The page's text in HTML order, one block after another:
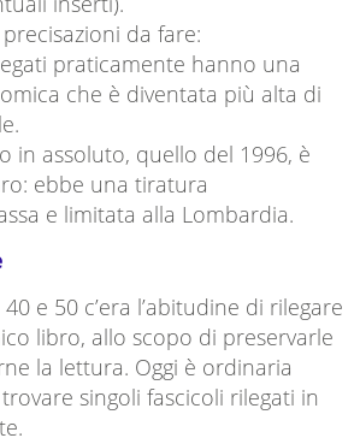
da fare:
praticamente hanno una
che è diventata più alta di
in assoluto, quello del 1996, è
ebbe una tiratura
e limitata alla Lombardia.
e 50 c’era l’abitudine di rilegare
libro, allo scopo di preservarle
la lettura. Oggi è ordinaria
singoli fascicoli rilegati in